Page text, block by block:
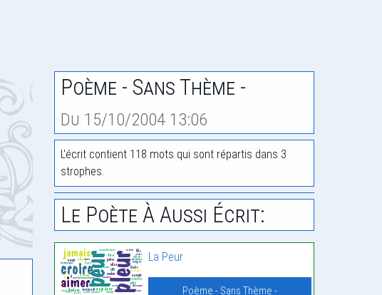
Poème - Sans Thème -
Du 15/10/2004 13:06
L'écrit contient 118 mots qui sont répartis dans 3
strophes.
Le Poète À Aussi Écrit:
La Peur
Poème - Sans Thème -